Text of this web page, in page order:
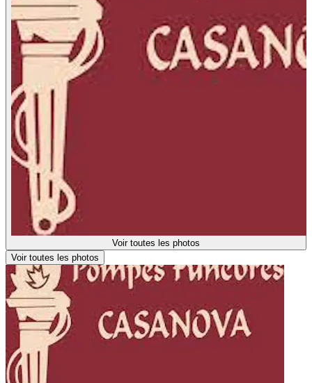
Voir toutes les photos
Voir toutes les photos